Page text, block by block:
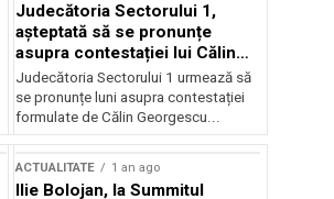
Judecătoria Sectorului 1,
așteptată să se pronunțe
asupra contestației lui Călin
Georgescu privind controlul
judiciar
Judecătoria Sectorului 1 urmează să
se pronunțe luni asupra contestației
formulate de Călin Georgescu...
ACTUALITATE 1 an ago
Ilie Bolojan, la Summitul